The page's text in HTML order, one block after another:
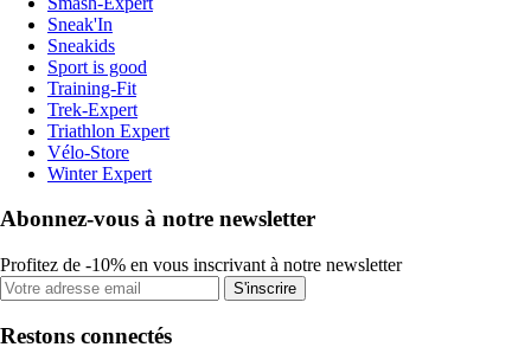
Sneak'In
Sneakids
Sport is good
Training-Fit
Trek-Expert
Triathlon Expert
Vélo-Store
Winter Expert
Abonnez-vous à notre newsletter
Profitez de -10% en vous inscrivant à notre newsletter
S'inscrire
Restons connectés